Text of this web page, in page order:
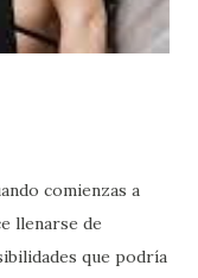
comienzas a
llenarse de
que podría